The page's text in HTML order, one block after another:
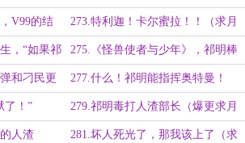
降的王（三千字大章）
V99的结 273.特利迦！卡尔蜜拉！！（求月
票）
，“如果祁 275.《怪兽使者与少年》，祁明棒
打刁民（五千字大大大章）
和刁民更 277.什么！祁明能指挥奥特曼！
（四千字大章）
了！” 279.祁明毒打人渣部长（爆更求月
票！）
人渣 281.坏人死光了，那我该上了（求